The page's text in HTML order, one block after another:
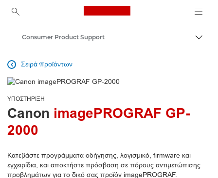
Canon Logo, back to
Consumer Product Support
Σειρά προϊόντων

ΥΠΟΣΤΉΡΙΞΗ
Canon imagePROGRAF GP-
2000
Κατεβάστε προγράμματα οδήγησης, λογισμικό, firmware και
εγχειρίδια, και αποκτήστε πρόσβαση σε πόρους αντιμετώπισης
προβλημάτων για το δικό σας προϊόν imagePROGRAF.